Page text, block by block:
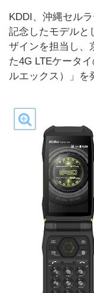
KDDI、沖縄セル
記念したモデルと
ザインを担当し、
た4G LTEケータ
ルエックス）」を